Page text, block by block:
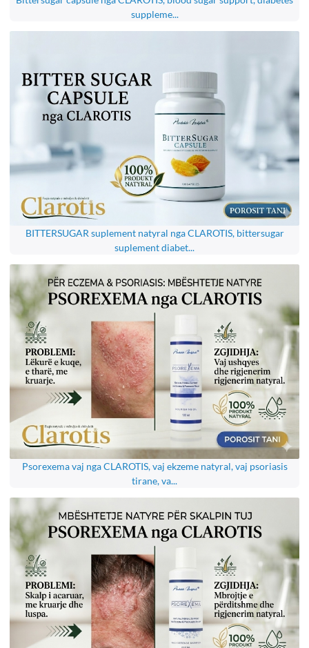
suppleme...
BITTERSUGAR suplement natyral nga CLAROTIS, bittersugar
suplement diabet...
Psorexema vaj nga CLAROTIS, vaj ekzeme natyral, vaj psoriasis
tirane, va...